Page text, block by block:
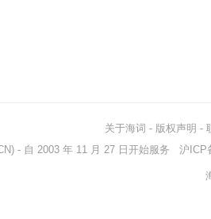
关于海词 - 版权声明 -
- 自 2003 年 11 月 27 日开始服务 沪ICP